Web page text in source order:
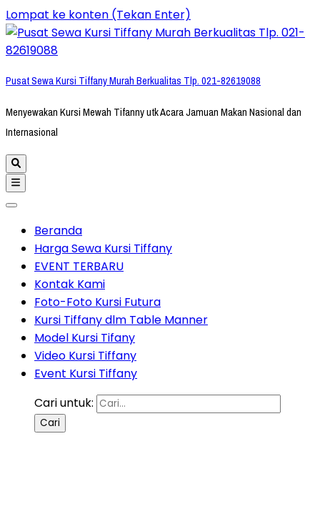
Lompat ke konten (Tekan Enter)
Pusat Sewa Kursi Tiffany Murah Berkualitas Tlp. 021-82619088
Menyewakan Kursi Mewah Tifanny utk Acara Jamuan Makan Nasional dan
Internasional
Beranda
Harga Sewa Kursi Tiffany
EVENT TERBARU
Kontak Kami
Foto-Foto Kursi Futura
Kursi Tiffany dlm Table Manner
Model Kursi Tifany
Video Kursi Tiffany
Event Kursi Tiffany
Cari untuk: